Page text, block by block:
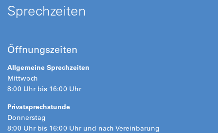
Sprechzeiten
Öffnungszeiten
Allgemeine Sprechzeiten
Mittwoch
8:00 Uhr bis 16:00 Uhr
Privatsprechstunde
Donnerstag
8:00 Uhr bis 16:00 Uhr und nach Vereinbarung